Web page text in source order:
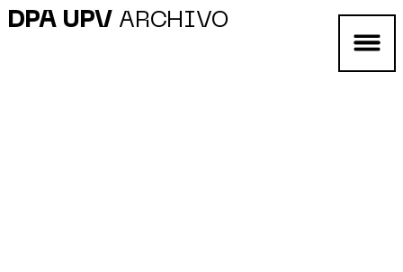
DPA UPV ARCHIVO